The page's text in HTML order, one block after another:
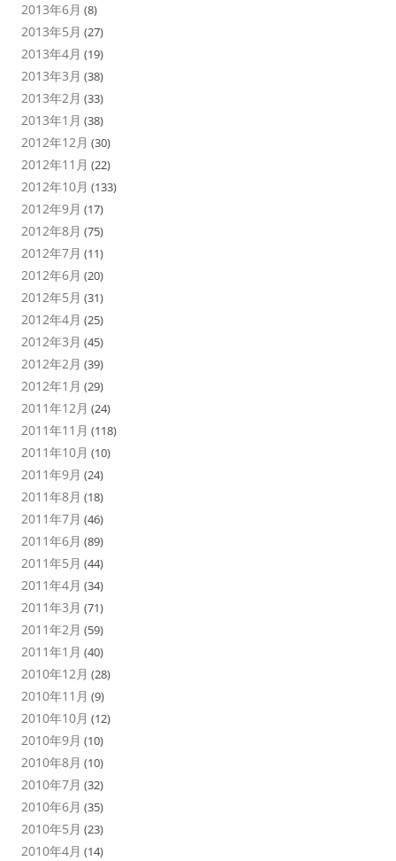
2013年6月 (8)
2013年5月 (27)
2013年4月 (19)
2013年3月 (38)
2013年2月 (33)
2013年1月 (38)
2012年12月 (30)
2012年11月 (22)
2012年10月 (133)
2012年9月 (17)
2012年8月 (75)
2012年7月 (11)
2012年6月 (20)
2012年5月 (31)
2012年4月 (25)
2012年3月 (45)
2012年2月 (39)
2012年1月 (29)
2011年12月 (24)
2011年11月 (118)
2011年10月 (10)
2011年9月 (24)
2011年8月 (18)
2011年7月 (46)
2011年6月 (89)
2011年5月 (44)
2011年4月 (34)
2011年3月 (71)
2011年2月 (59)
2011年1月 (40)
2010年12月 (28)
2010年11月 (9)
2010年10月 (12)
2010年9月 (10)
2010年8月 (10)
2010年7月 (32)
2010年6月 (35)
2010年5月 (23)
2010年4月 (14)